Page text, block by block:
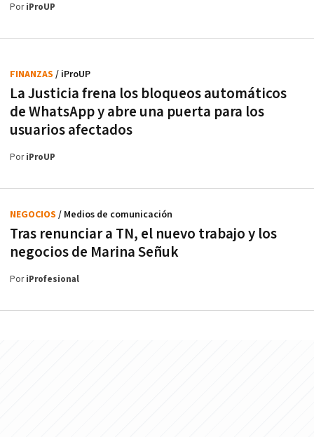
PoriProUP
La Justicia frena los bloqueos automáticos
de WhatsApp y abre una puerta para los
usuarios afectados
FINANZAS / iProUP
PoriProUP
Tras renunciar a TN, el nuevo trabajo y los
negocios de Marina Señuk
NEGOCIOS / Medios de comunicación
PoriProfesional